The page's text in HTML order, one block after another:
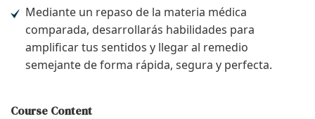
Mediante un repaso de la materia médica
comparada, desarrollarás habilidades para
amplificar tus sentidos y llegar al remedio
semejante de forma rápida, segura y perfecta.
Course Content